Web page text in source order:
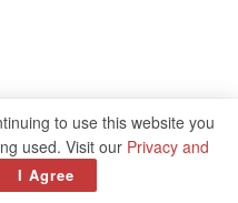
to use this website you
used. Visit our Privacy and
I Agree